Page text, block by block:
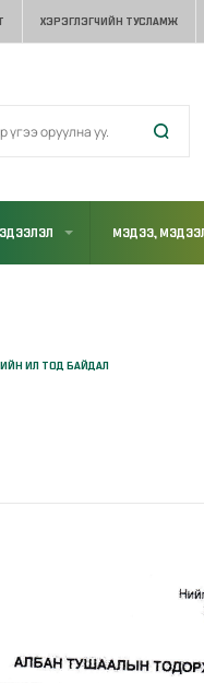
ХЭРЭГЛЭГЧИЙН ТУСЛАМЖ
МЭДЭЭ,
ИЛ ТОД БАЙДАЛ